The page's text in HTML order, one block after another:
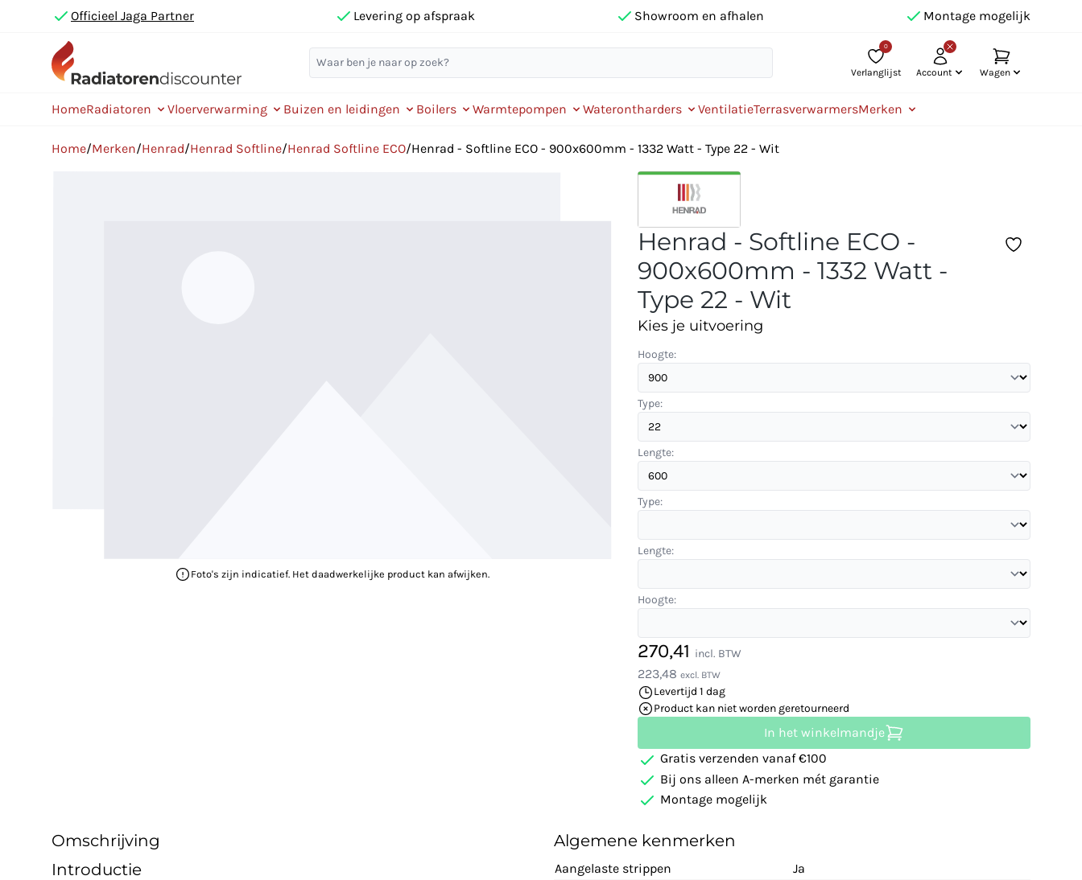
Officieel Jaga Partner Levering op afspraak Showroom en afhalen Montage mogelijk
0
Verlanglijst Account Wagen
HomeRadiatoren Vloerverwarming Buizen en leidingen Boilers Warmtepompen Waterontharders VentilatieTerrasverwarmersMerken
Home/Merken/Henrad/Henrad Softline/Henrad Softline ECO/Henrad - Softline ECO - 900x600mm - 1332 Watt - Type 22 - Wit
Foto's zijn indicatief. Het daadwerkelijke product kan afwijken.
Henrad - Softline ECO -
900x600mm - 1332 Watt -
Type 22 - Wit
Kies je uitvoering
Hoogte:
Type:
Lengte:
Type:
Lengte:
Hoogte:
270,41 incl. BTW
223,48 excl. BTW
Levertijd 1 dag
Product kan niet worden geretourneerd
In het winkelmandje
Gratis verzenden vanaf €100
Bij ons alleen A-merken mét garantie
Montage mogelijk
Omschrijving
Introductie
Algemene kenmerken
Aangelaste strippen
Ja